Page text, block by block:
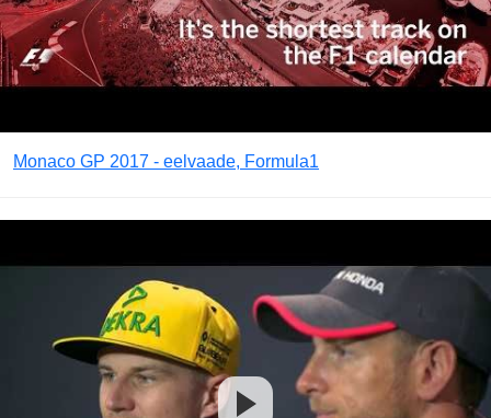
Monaco GP 2017 - eelvaade, Formula1